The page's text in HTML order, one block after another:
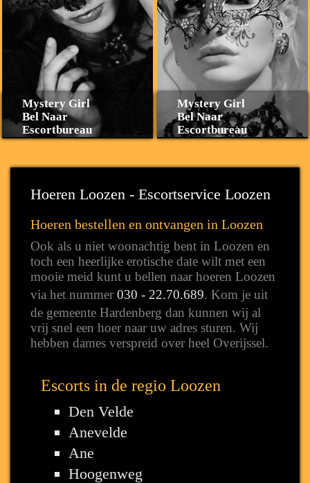
Mystery Girl
Bel Naar
Escortbureau
Mystery Girl
Bel Naar
Escortbureau
Hoeren Loozen - Escortservice Loozen
Hoeren bestellen en ontvangen in Loozen
Ook als u niet woonachtig bent in Loozen en
toch een heerlijke erotische date wilt met een
mooie meid kunt u bellen naar hoeren Loozen
via het nummer 030 - 22.70.689. Kom je uit
de gemeente Hardenberg dan kunnen wij al
vrij snel een hoer naar uw adres sturen. Wij
hebben dames verspreid over heel Overijssel.
Escorts in de regio Loozen
Den Velde
Anevelde
Ane
Hoogenweg